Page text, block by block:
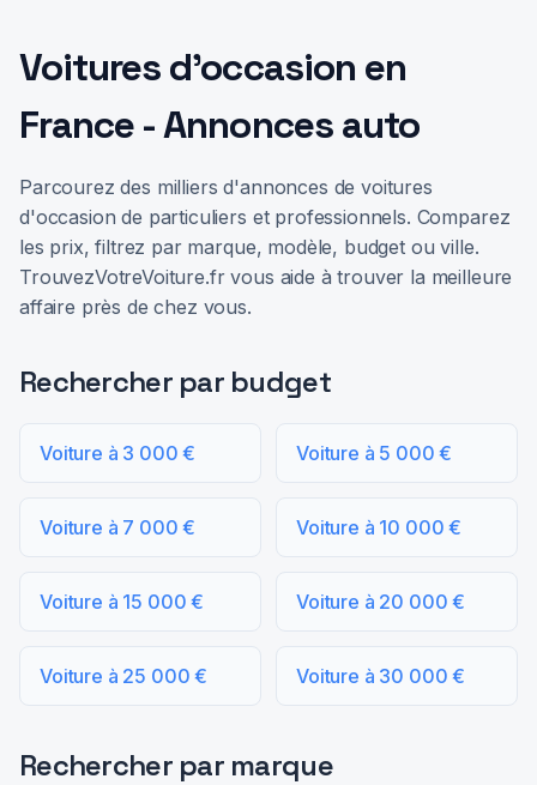
Voitures d'occasion en
France - Annonces auto
Parcourez des milliers d'annonces de voitures
d'occasion de particuliers et professionnels. Comparez
les prix, filtrez par marque, modèle, budget ou ville.
TrouvezVotreVoiture.fr vous aide à trouver la meilleure
affaire près de chez vous.
Rechercher par budget
Voiture à 3 000 € Voiture à 5 000 €
Voiture à 7 000 € Voiture à 10 000 €
Voiture à 15 000 € Voiture à 20 000 €
Voiture à 25 000 € Voiture à 30 000 €
Rechercher par marque